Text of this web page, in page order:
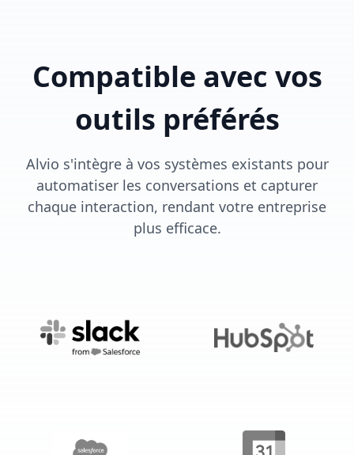
Compatible avec vos
outils préférés
Alvio s'intègre à vos systèmes existants pour
automatiser les conversations et capturer
chaque interaction, rendant votre entreprise
plus efficace.